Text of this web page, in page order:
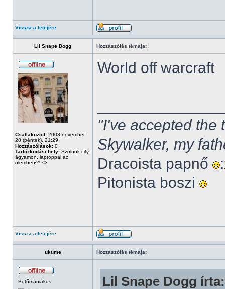
Vissza a tetejére
Lil Snape Dogg Hozzászólás témája:
Csatlakozott: 2008 november
28 (péntek), 21:29
Hozzászólások: 0
Tartózkodási hely: Szolnok city,
ágyamon, laptoppal az
ölemben^^ <3
World off warcraft
"I've accepted the
Skywalker, my
Dracoista papnő
Pitonista boszi
Vissza a tetejére
ukume Hozzászólás témája:
Betűmániákus Lil Snape Dogg írta: